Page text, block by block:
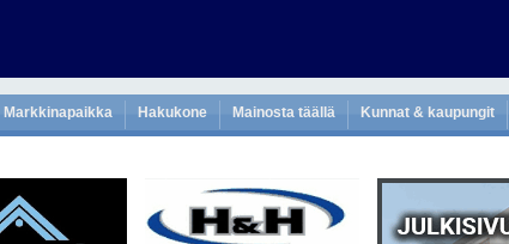
Markkinapaikka Hakukone Mainosta täällä Kunnat & kaupungit